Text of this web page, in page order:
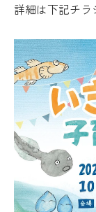
詳細は下記チラ